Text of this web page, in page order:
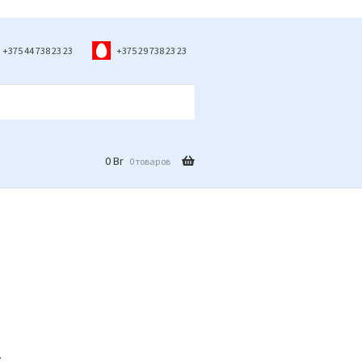
+375 44 738 23 23 +375 29 738 23 23
0Br 0 товаров